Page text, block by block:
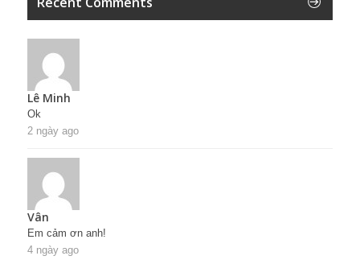
Lê Minh
Ok
2 ngày ago
Vân
Em cảm ơn anh!
4 ngày ago